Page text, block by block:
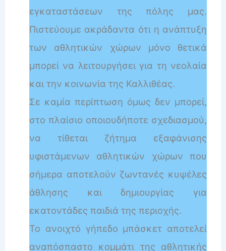
εγκαταστάσεων της πόλης μας.
Πιστεύουμε ακράδαντα ότι η ανάπτυξη
των αθλητικών χώρων μόνο θετικά
μπορεί να λειτουργήσει για τη νεολαία
και την κοινωνία της Καλλιθέας.
Σε καμία περίπτωση όμως δεν μπορεί,
στο πλαίσιο οποιουδήποτε σχεδιασμού,
να τίθεται ζήτημα εξαφάνισης
υφιστάμενων αθλητικών χώρων που
σήμερα αποτελούν ζωντανές κυψέλες
άθλησης και δημιουργίας για
εκατοντάδες παιδιά της περιοχής.
Το ανοιχτό γήπεδο μπάσκετ αποτελεί
αναπόσπαστο κομμάτι της αθλητικής